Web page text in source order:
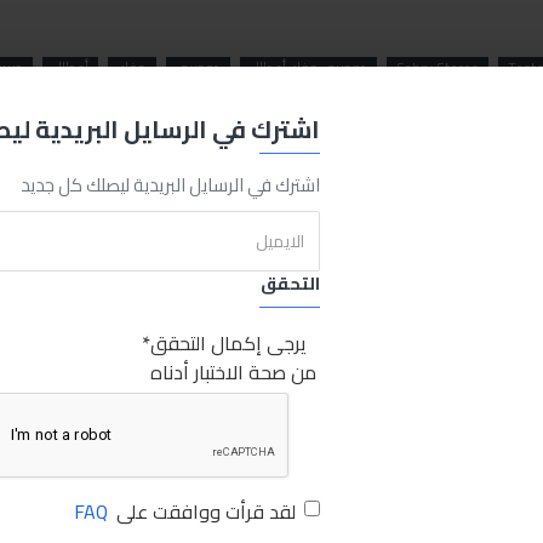
اشترك في الرسايل البريدية
اشترك في الرسايل البريدية ليصلك كل جديد
التحقق
يرجى إكمال التحقق
من صحة الاختبار أدناه
لقد قرأت ووافقت على FAQ
Sabry Stores دوميري مفك أعطال دوميري مفك أعطال